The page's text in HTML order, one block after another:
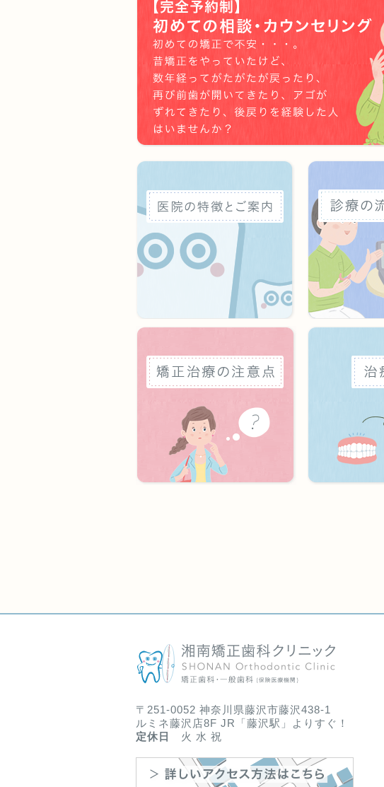
〒251-0052 神奈川県藤沢市藤沢438-1
ルミネ藤沢店8F JR「藤沢駅」よりすぐ！
定休日
火 水 祝